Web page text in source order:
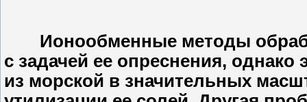
Ионообменные методы
с задачей ее опреснения,
из морской в значительных